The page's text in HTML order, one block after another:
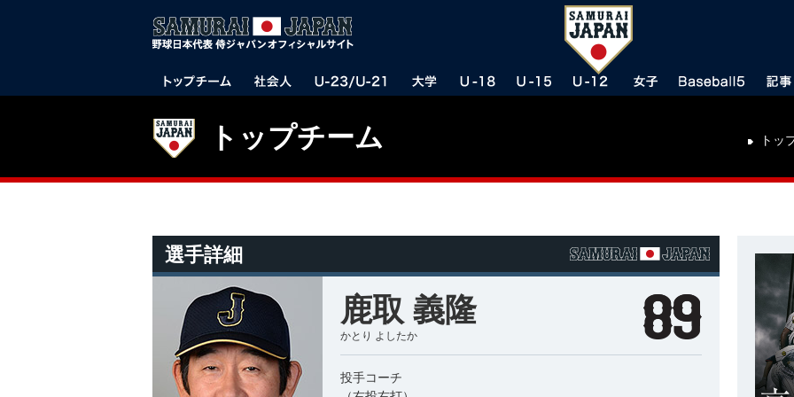
トップチーム トッ
選手詳細
鹿取 義隆
かとり よしたか
投手コーチ